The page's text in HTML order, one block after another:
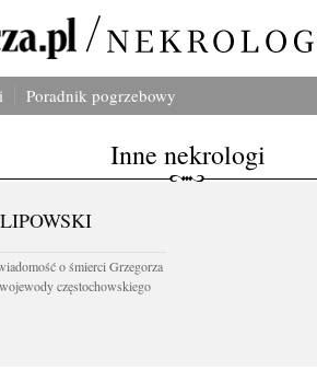
Poradnik pogrzebowy
Inne nekrologi
o śmierci Grzegorza
częstochowskiego